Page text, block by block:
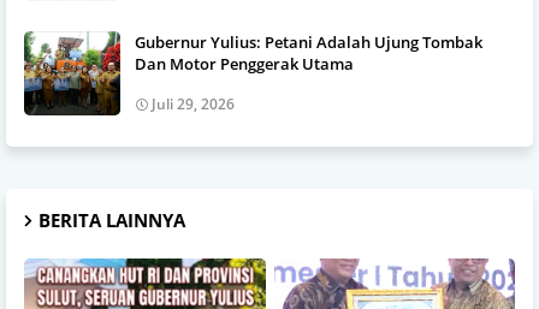
Gubernur Yulius: Petani Adalah Ujung Tombak
Dan Motor Penggerak Utama
Juli 29, 2026
BERITA LAINNYA